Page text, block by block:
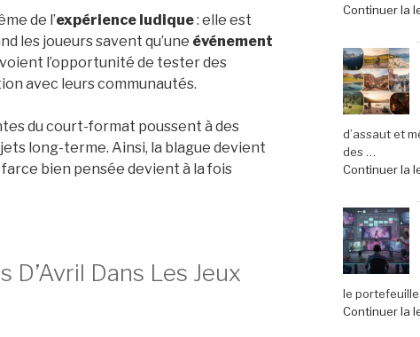
de l’expérience ludique: elle est
les joueurs savent qu’une événement
l’opportunité de tester des
avec leurs communautés.
du court-format poussent à des
long-terme. Ainsi, la blague devient
bien pensée devient à la fois
Dans Les Jeux
Continuer la
d’assaut et
des …
Continuer la
le
Continuer la